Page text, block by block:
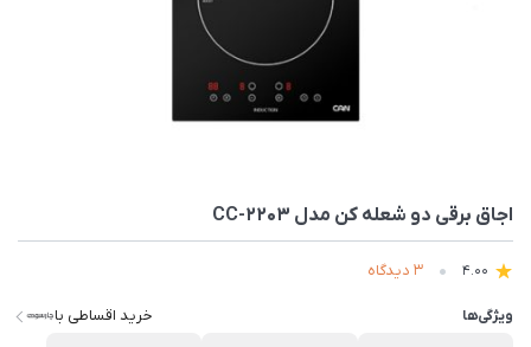
اجاق برقی دو شعله کن مدل CC-2203
4.00 3 دیدگاه
ویژگی‌ها خرید اقساطی با